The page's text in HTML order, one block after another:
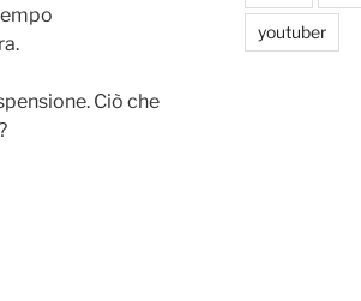
Ciò che
youtuber